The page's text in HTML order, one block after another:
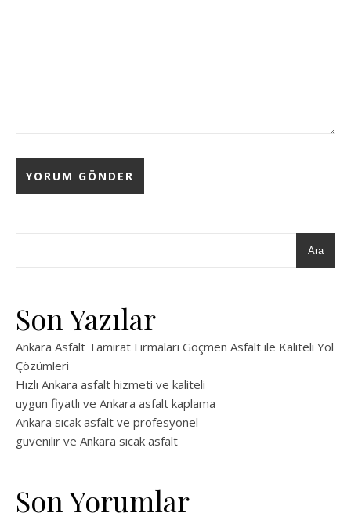
Ara
Son Yazılar
Ankara Asfalt Tamirat Firmaları Göçmen Asfalt ile Kaliteli Yol
Çözümleri
Hızlı Ankara asfalt hizmeti ve kaliteli
uygun fiyatlı ve Ankara asfalt kaplama
Ankara sıcak asfalt ve profesyonel
güvenilir ve Ankara sıcak asfalt
Son Yorumlar